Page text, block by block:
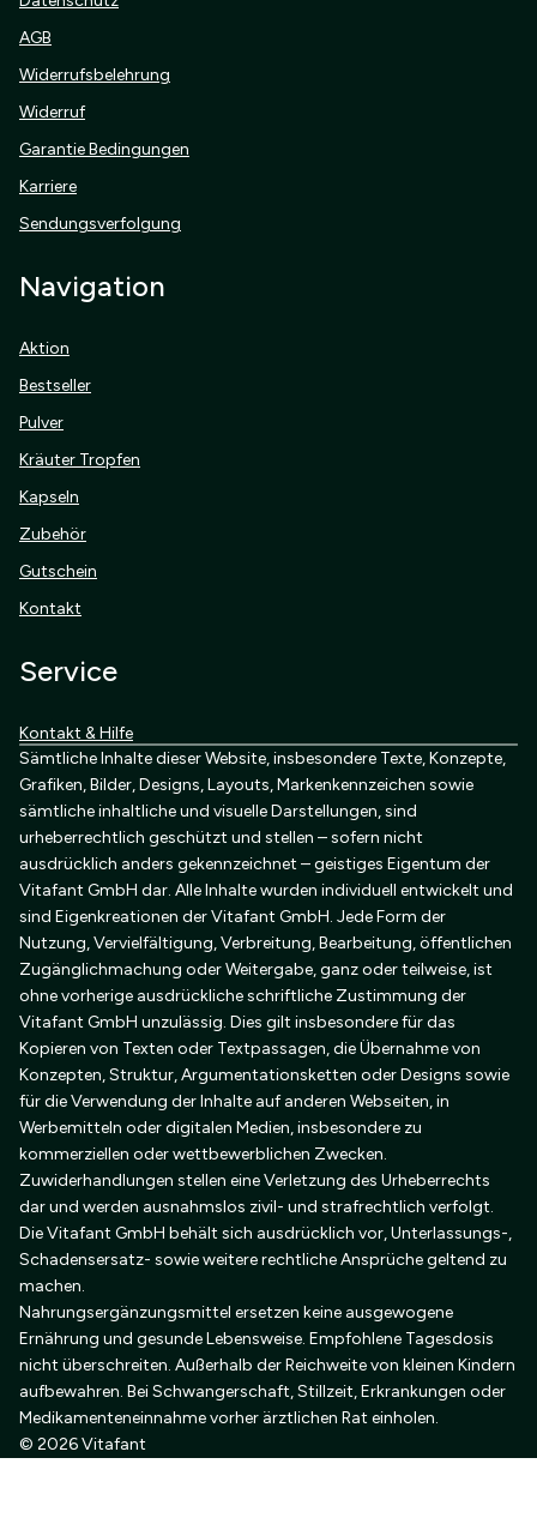
AGB
Widerrufsbelehrung
Widerruf
Garantie Bedingungen
Karriere
Sendungsverfolgung
Navigation
Aktion
Bestseller
Pulver
Kräuter Tropfen
Kapseln
Zubehör
Gutschein
Kontakt
Service
Kontakt & Hilfe
Sämtliche Inhalte dieser Website, insbesondere Texte, Konzepte,
Grafiken, Bilder, Designs, Layouts, Markenkennzeichen sowie
sämtliche inhaltliche und visuelle Darstellungen, sind
urheberrechtlich geschützt und stellen – sofern nicht
ausdrücklich anders gekennzeichnet – geistiges Eigentum der
Vitafant GmbH dar. Alle Inhalte wurden individuell entwickelt und
sind Eigenkreationen der Vitafant GmbH. Jede Form der
Nutzung, Vervielfältigung, Verbreitung, Bearbeitung, öffentlichen
Zugänglichmachung oder Weitergabe, ganz oder teilweise, ist
ohne vorherige ausdrückliche schriftliche Zustimmung der
Vitafant GmbH unzulässig. Dies gilt insbesondere für das
Kopieren von Texten oder Textpassagen, die Übernahme von
Konzepten, Struktur, Argumentationsketten oder Designs sowie
für die Verwendung der Inhalte auf anderen Webseiten, in
Werbemitteln oder digitalen Medien, insbesondere zu
kommerziellen oder wettbewerblichen Zwecken.
Zuwiderhandlungen stellen eine Verletzung des Urheberrechts
dar und werden ausnahmslos zivil- und strafrechtlich verfolgt.
Die Vitafant GmbH behält sich ausdrücklich vor, Unterlassungs-,
Schadensersatz- sowie weitere rechtliche Ansprüche geltend zu
machen.
Nahrungsergänzungsmittel ersetzen keine ausgewogene
Ernährung und gesunde Lebensweise. Empfohlene Tagesdosis
nicht überschreiten. Außerhalb der Reichweite von kleinen Kindern
aufbewahren. Bei Schwangerschaft, Stillzeit, Erkrankungen oder
Medikamenteneinnahme vorher ärztlichen Rat einholen.
© 2026 Vitafant